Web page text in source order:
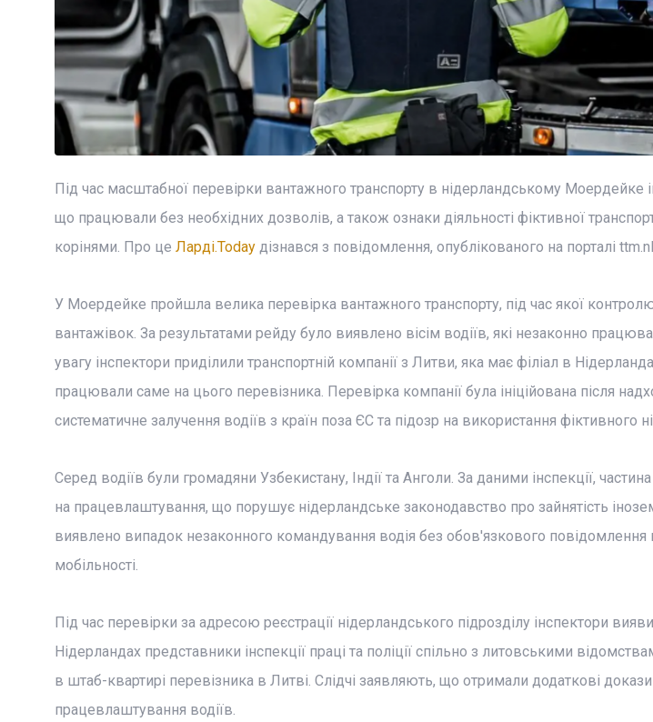
Під час масштабної перевірки вантажного транспорту в нідерландському Моердейке
що працювали без необхідних дозволів, а також ознаки діяльності фіктивної
корінями. Про це Ларді.Todayдізнався з повідомлення, опублікованого на порталі
У Моердейке пройшла велика перевірка вантажного транспорту, під час якої
вантажівок. За результатами рейду було виявлено вісім водіїв, які незаконно
увагу інспектори приділили транспортній компанії з Литви, яка має філіал в
працювали саме на цього перевізника. Перевірка компанії була ініційована після
систематичне залучення водіїв з країн поза ЄС та підозр на використання фіктивного
Серед водіїв були громадяни Узбекистану, Індії та Анголи. За даними інспекції,
на працевлаштування, що порушує нідерландське законодавство про зайнятість
виявлено випадок незаконного командування водія без обов'язкового
мобільності.
Під час перевірки за адресою реєстрації нідерландського підрозділу інспектори
Нідерландах представники інспекції праці та поліції спільно з литовськими
в штаб-квартирі перевізника в Литві. Слідчі заявляють, що отримали додаткові
працевлаштування водіїв.